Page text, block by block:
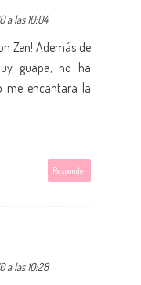
a las 10:04
Zen! Además de
guapa, no ha
me encantara la
Responder
a las 10:28